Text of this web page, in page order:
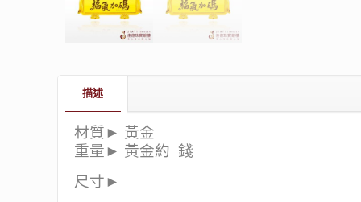
描述
材質► 黃金
重量► 黃金約 錢
尺寸►